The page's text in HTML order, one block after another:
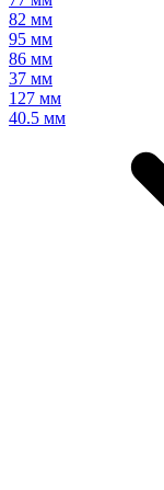
82 мм
95 мм
86 мм
37 мм
127 мм
40.5 мм